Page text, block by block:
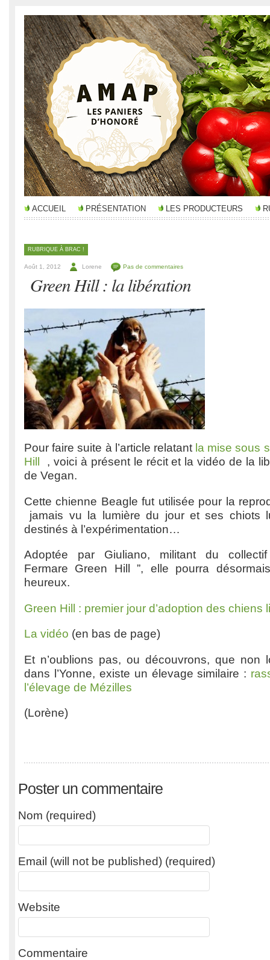
ACCUEIL PRÉSENTATION LES PRODUCTEURS
RUBRIQUE À BRAC !
Août 1, 2012 Lorene Pas de commentaires
Green Hill : la libération
Pour faire suite à l’article relatant la mise sous
Hill
, voici à présent le récit et la vidéo de la
de Vegan.
Cette chienne Beagle fut utilisée pour la
jamais vu la lumière du jour et ses chiots
destinés à l’expérimentation…
Adoptée par Giuliano, militant du collectif
Fermare Green Hill ”, elle pourra
heureux.
Green Hill : premier jour d’adoption des chiens
La vidéo (en bas de page)
Et n’oublions pas, ou découvrons, que non
dans l’Yonne, existe un élevage similaire :
l’élevage de Mézilles
(Lorène)
Poster un commentaire
Nom (required)
Email (will not be published) (required)
Website
Commentaire